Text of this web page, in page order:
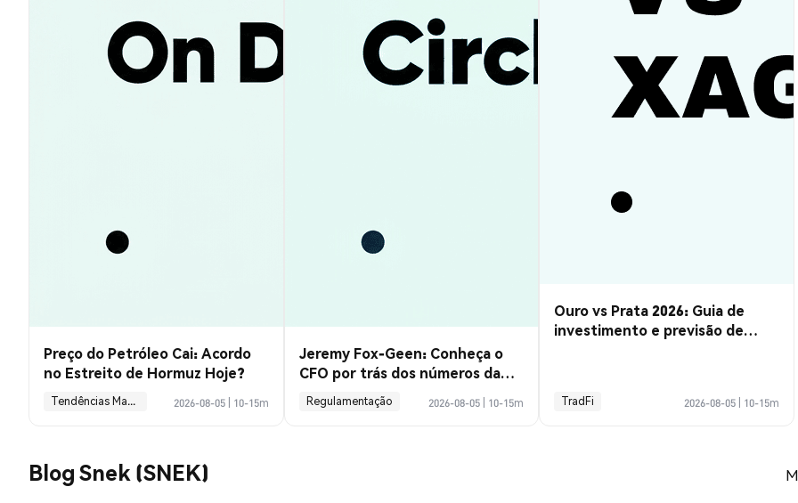
Preço do Petróleo Cai: Acordo
no Estreito de Hormuz Hoje?
Tendências Macroeconômicas 2026-08-05 10-15m
Jeremy Fox-Geen: Conheça o
CFO por trás dos números da
Circle
Regulamentação 2026-08-05 10-15m
Ouro vs Prata 2026: Guia de
investimento e previsão de
TradFi 2026-08-05 10-15m
Blog Snek (SNEK)